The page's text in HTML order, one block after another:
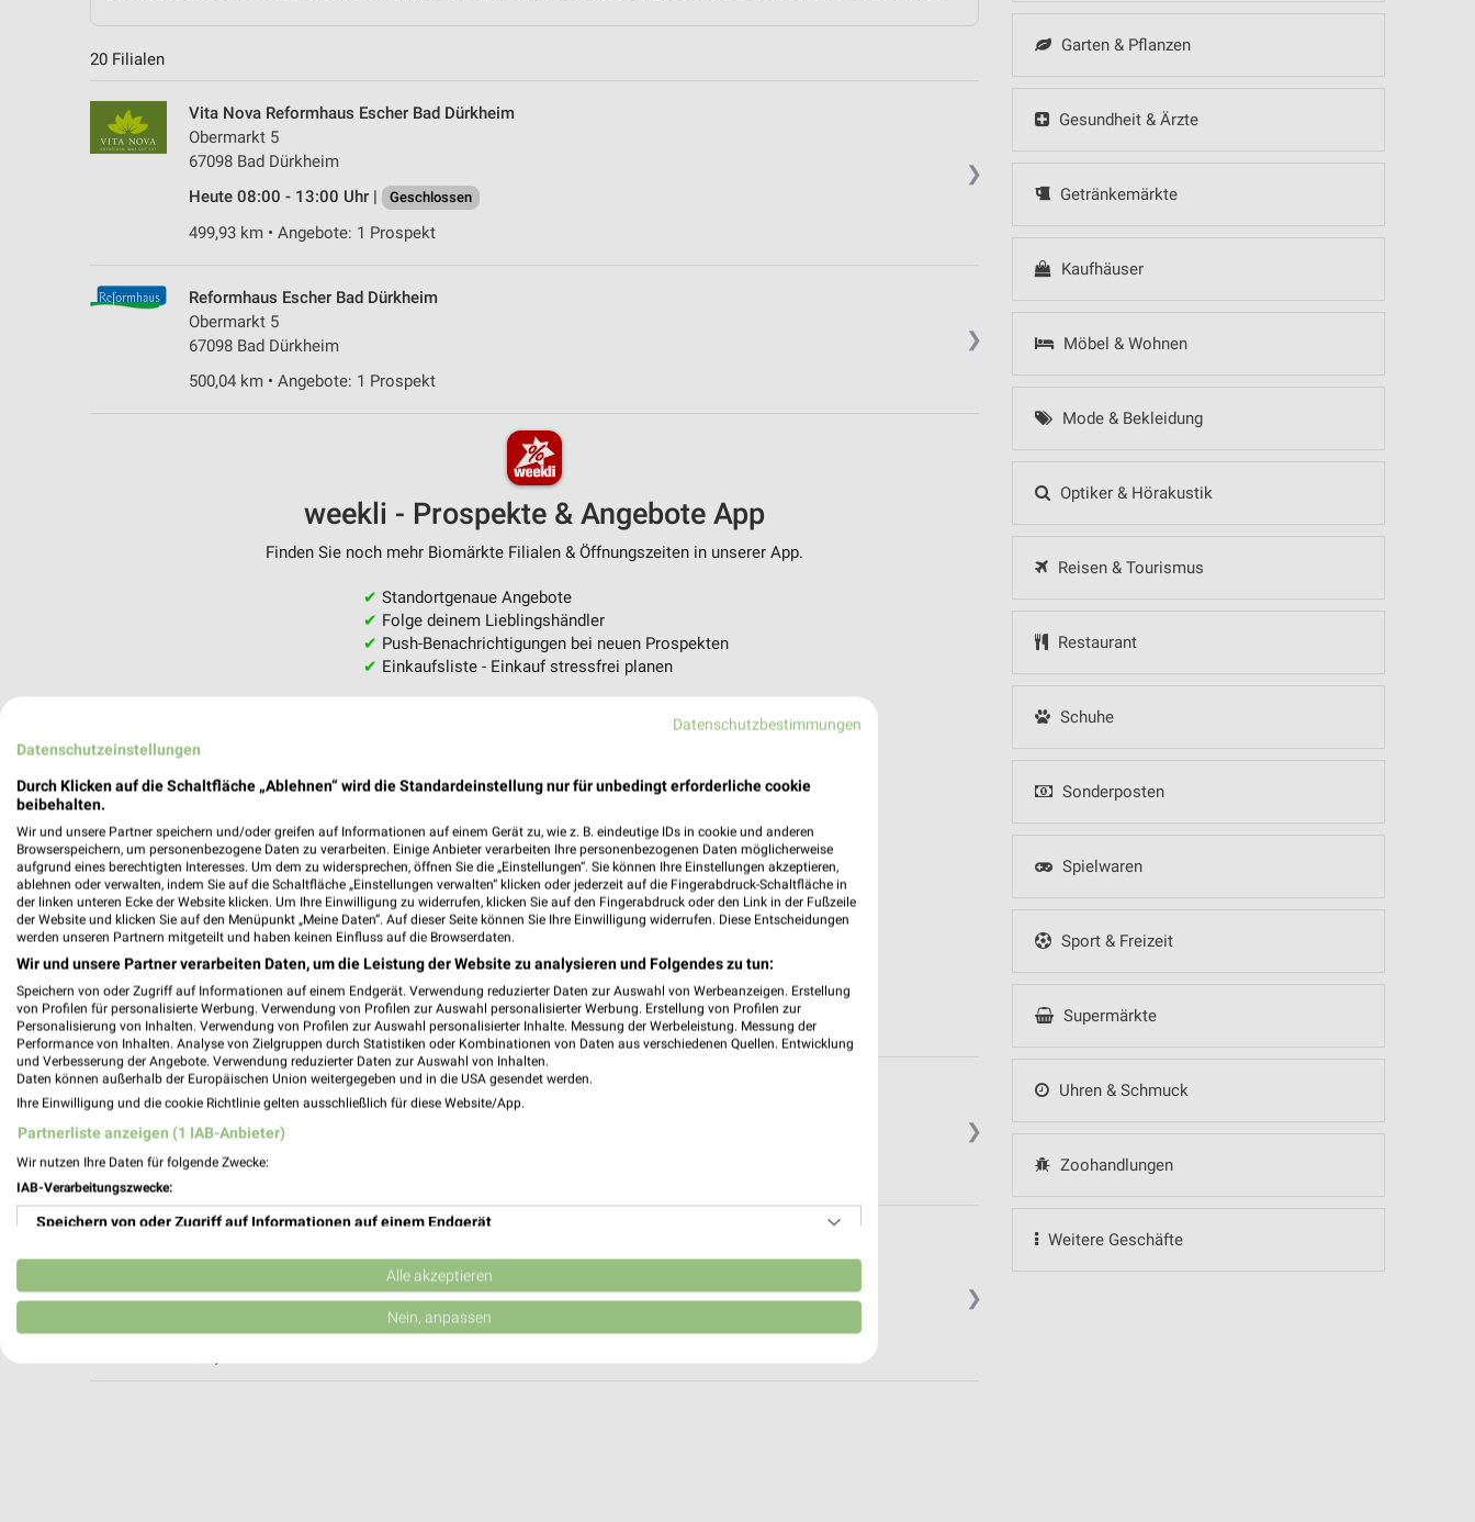
Garten & Pflanzen
Gesundheit & Ärzte
Getränkemärkte
Kaufhäuser
Möbel & Wohnen
Mode & Bekleidung
Optiker & Hörakustik
Reisen & Tourismus
Restaurant
Schuhe
Sonderposten
Spielwaren
Sport & Freizeit
Supermärkte
Uhren & Schmuck
Zoohandlungen
Weitere Geschäfte
20 Filialen
❯
Vita Nova Reformhaus Escher Bad Dürkheim
Obermarkt 5
67098 Bad Dürkheim
Heute 08:00 - 13:00 Uhr |
Geschlossen
499,93 km • Angebote: 1 Prospekt
❯
Reformhaus Escher Bad Dürkheim
Obermarkt 5
67098 Bad Dürkheim
500,04 km • Angebote: 1 Prospekt
weekli - Prospekte & Angebote App
Finden Sie noch mehr Biomärkte Filialen & Öffnungszeiten in unserer App.
✔ Standortgenaue Angebote
✔ Folge deinem Lieblingshändler
✔ Push-Benachrichtigungen bei neuen Prospekten
✔ Einkaufsliste - Einkauf stressfrei planen
❯
Reformhaus Tamme Neustadt
Hauptstr. 84
67433 Neustadt
509,88 km • Angebote: 1 Prospekt
❯
Talstraße 227
67434 Neustadt an der Weinstraße
Geschlossen
Datenschutzbestimmungen
Datenschutzeinstellungen
Durch Klicken auf die Schaltfläche „Ablehnen“ wird die Standardeinstellung nur für unbedingt erforderliche cookie
beibehalten.
Wir und unsere Partner speichern und/oder greifen auf Informationen auf einem Gerät zu, wie z. B. eindeutige IDs in cookie und anderen
Browserspeichern, um personenbezogene Daten zu verarbeiten. Einige Anbieter verarbeiten Ihre personenbezogenen Daten möglicherweise
aufgrund eines berechtigten Interesses. Um dem zu widersprechen, öffnen Sie die „Einstellungen“. Sie können Ihre Einstellungen akzeptieren,
ablehnen oder verwalten, indem Sie auf die Schaltfläche „Einstellungen verwalten“ klicken oder jederzeit auf die Fingerabdruck-Schaltfläche in
der linken unteren Ecke der Website klicken. Um Ihre Einwilligung zu widerrufen, klicken Sie auf den Fingerabdruck oder den Link in der Fußzeile
der Website und klicken Sie auf den Menüpunkt „Meine Daten“. Auf dieser Seite können Sie Ihre Einwilligung widerrufen. Diese Entscheidungen
werden unseren Partnern mitgeteilt und haben keinen Einfluss auf die Browserdaten.
Wir und unsere Partner verarbeiten Daten, um die Leistung der Website zu analysieren und Folgendes zu tun:
Speichern von oder Zugriff auf Informationen auf einem Endgerät. Verwendung reduzierter Daten zur Auswahl von Werbeanzeigen. Erstellung
von Profilen für personalisierte Werbung. Verwendung von Profilen zur Auswahl personalisierter Werbung. Erstellung von Profilen zur
Personalisierung von Inhalten. Verwendung von Profilen zur Auswahl personalisierter Inhalte. Messung der Werbeleistung. Messung der
Performance von Inhalten. Analyse von Zielgruppen durch Statistiken oder Kombinationen von Daten aus verschiedenen Quellen. Entwicklung
und Verbesserung der Angebote. Verwendung reduzierter Daten zur Auswahl von Inhalten.
Daten können außerhalb der Europäischen Union weitergegeben und in die USA gesendet werden.
Ihre Einwilligung und die cookie Richtlinie gelten ausschließlich für diese Website/App.
Partnerliste anzeigen (1 IAB-Anbieter)
Wir nutzen Ihre Daten für folgende Zwecke:
IAB-Verarbeitungszwecke:
Speichern von oder Zugriff auf Informationen auf einem Endgerät
Verwendung reduzierter Daten zur Auswahl von Werbeanzeigen
Erstellung von Profilen für personalisierte Werbung
Alle akzeptieren
Nein, anpassen